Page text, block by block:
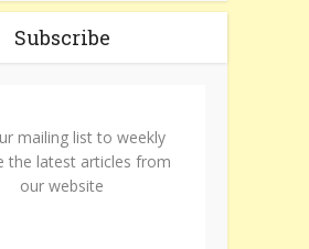
Subscribe
mailing list to weekly
the latest articles from
our website